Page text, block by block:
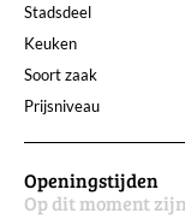
Stadsdeel
Keuken
Soort zaak
Prijsniveau
Openingstijden
Op dit moment